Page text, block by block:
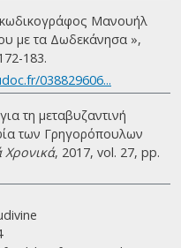
κωδικογράφος Μανουήλ
με τα Δωδεκάνησα »,
183.
038829606...
τη μεταβυζαντινή
των Γρηγορόπουλων
Χρονικά, 2017, vol. 27, pp.